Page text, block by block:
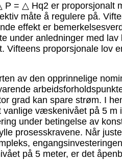
= △ Hq2 er proporsjonalt
måte å regulere på.
effekt er
under anledninger med
Vifteens proporsjonale lov
av den opprinnelige
grad kan spare strøm. I
væskenivået på 5
under betingelse av
prosesskravene. Når
på 5 meter, er det